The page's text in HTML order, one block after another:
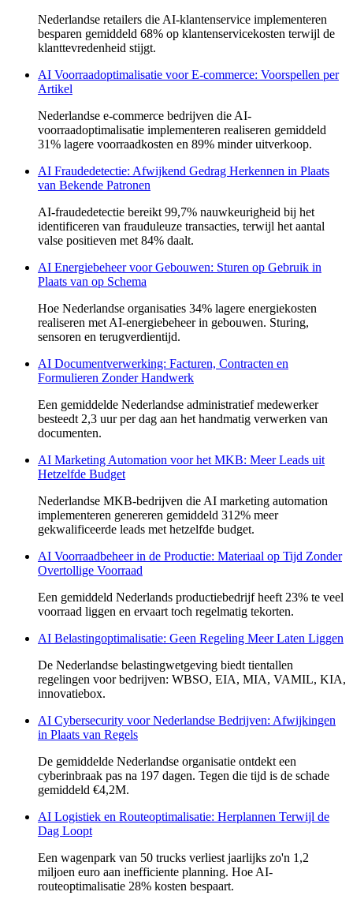
Nederlandse retailers die AI-klantenservice implementeren
besparen gemiddeld 68% op klantenservicekosten terwijl de
klanttevredenheid stijgt.
AI Voorraadoptimalisatie voor E-commerce: Voorspellen per
Artikel
Nederlandse e-commerce bedrijven die AI-
voorraadoptimalisatie implementeren realiseren gemiddeld
31% lagere voorraadkosten en 89% minder uitverkoop.
AI Fraudedetectie: Afwijkend Gedrag Herkennen in Plaats
van Bekende Patronen
AI-fraudedetectie bereikt 99,7% nauwkeurigheid bij het
identificeren van frauduleuze transacties, terwijl het aantal
valse positieven met 84% daalt.
AI Energiebeheer voor Gebouwen: Sturen op Gebruik in
Plaats van op Schema
Hoe Nederlandse organisaties 34% lagere energiekosten
realiseren met AI-energiebeheer in gebouwen. Sturing,
sensoren en terugverdientijd.
AI Documentverwerking: Facturen, Contracten en
Formulieren Zonder Handwerk
Een gemiddelde Nederlandse administratief medewerker
besteedt 2,3 uur per dag aan het handmatig verwerken van
documenten.
AI Marketing Automation voor het MKB: Meer Leads uit
Hetzelfde Budget
Nederlandse MKB-bedrijven die AI marketing automation
implementeren genereren gemiddeld 312% meer
gekwalificeerde leads met hetzelfde budget.
AI Voorraadbeheer in de Productie: Materiaal op Tijd Zonder
Overtollige Voorraad
Een gemiddeld Nederlands productiebedrijf heeft 23% te veel
voorraad liggen en ervaart toch regelmatig tekorten.
AI Belastingoptimalisatie: Geen Regeling Meer Laten Liggen
De Nederlandse belastingwetgeving biedt tientallen
regelingen voor bedrijven: WBSO, EIA, MIA, VAMIL, KIA,
innovatiebox.
AI Cybersecurity voor Nederlandse Bedrijven: Afwijkingen
in Plaats van Regels
De gemiddelde Nederlandse organisatie ontdekt een
cyberinbraak pas na 197 dagen. Tegen die tijd is de schade
gemiddeld €4,2M.
AI Logistiek en Routeoptimalisatie: Herplannen Terwijl de
Dag Loopt
Een wagenpark van 50 trucks verliest jaarlijks zo'n 1,2
miljoen euro aan inefficiente planning. Hoe AI-
routeoptimalisatie 28% kosten bespaart.